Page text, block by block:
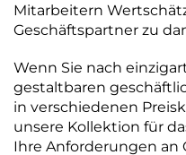
Mitarbeitern
Geschäftspartner zu
Wenn Sie nach
gestaltbaren
in verschiedenen
unsere Kollektion für
Ihre Anforderungen an